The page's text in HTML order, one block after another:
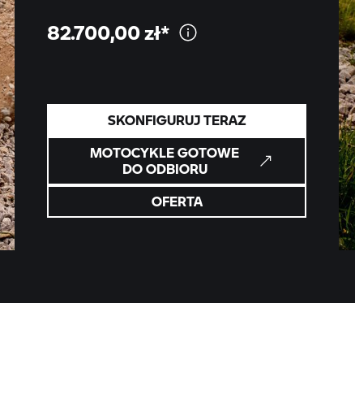
82.700,00zł*
SKONFIGURUJ TERAZ
MOTOCYKLE GOTOWE
DO ODBIORU
OFERTA